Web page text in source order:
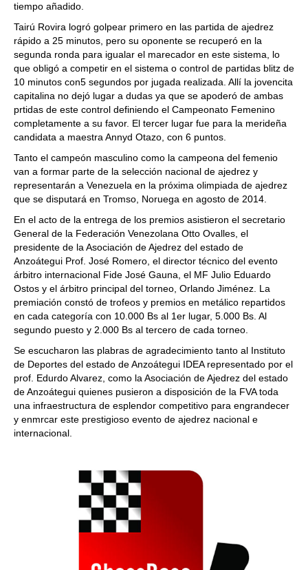
tiempo añadido.
Tairú Rovira logró golpear primero en las partida de ajedrez
rápido a 25 minutos, pero su oponente se recuperó en la
segunda ronda para igualar el marecador en este sistema, lo
que obligó a competir en el sistema o control de partidas blitz de
10 minutos con5 segundos por jugada realizada. Allí la jovencita
capitalina no dejó lugar a dudas ya que se apoderó de ambas
prtidas de este control definiendo el Campeonato Femenino
completamente a su favor. El tercer lugar fue para la merideña
candidata a maestra Annyd Otazo, con 6 puntos.
Tanto el campeón masculino como la campeona del femenio
van a formar parte de la selección nacional de ajedrez y
representarán a Venezuela en la próxima olimpiada de ajedrez
que se disputará en Tromso, Noruega en agosto de 2014.
En el acto de la entrega de los premios asistieron el secretario
General de la Federación Venezolana Otto Ovalles, el
presidente de la Asociación de Ajedrez del estado de
Anzoátegui Prof. José Romero, el director técnico del evento
árbitro internacional Fide José Gauna, el MF Julio Eduardo
Ostos y el árbitro principal del torneo, Orlando Jiménez. La
premiación constó de trofeos y premios en metálico repartidos
en cada categoría con 10.000 Bs al 1er lugar, 5.000 Bs. Al
segundo puesto y 2.000 Bs al tercero de cada torneo.
Se escucharon las plabras de agradecimiento tanto al Instituto
de Deportes del estado de Anzoátegui IDEA representado por el
prof. Edurdo Alvarez, como la Asociación de Ajedrez del estado
de Anzoátegui quienes pusieron a disposición de la FVA toda
una infraestructura de esplendor competitivo para engrandecer
y enmrcar este prestigioso evento de ajedrez nacional e
internacional.